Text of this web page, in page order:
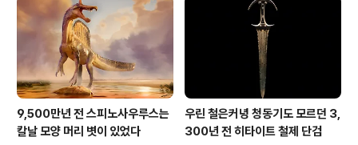
9,500만년 전 스피노사우루스는
칼날 모양 머리 볏이 있었다
우린 철은커녕 청동기도 모르던 3,
300년 전 히타이트 철제 단검